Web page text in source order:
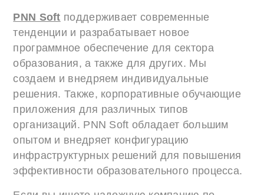
PNN Soft поддерживает современные
тенденции и разрабатывает новое
программное обеспечение для сектора
образования, а также для других. Мы
создаем и внедряем индивидуальные
решения. Также, корпоративные обучающие
приложения для различных типов
организаций. PNN Soft обладает большим
опытом и внедряет конфигурацию
инфраструктурных решений для повышения
эффективности образовательного процесса.